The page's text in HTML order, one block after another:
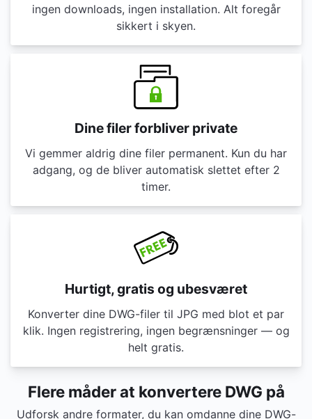
ingen downloads, ingen installation. Alt foregår
sikkert i skyen.
Dine filer forbliver private
Vi gemmer aldrig dine filer permanent. Kun du har
adgang, og de bliver automatisk slettet efter 2
timer.
Hurtigt, gratis og ubesværet
Konverter dine DWG-filer til JPG med blot et par
klik. Ingen registrering, ingen begrænsninger — og
helt gratis.
Flere måder at konvertere DWG på
Udforsk andre formater, du kan omdanne dine DWG-